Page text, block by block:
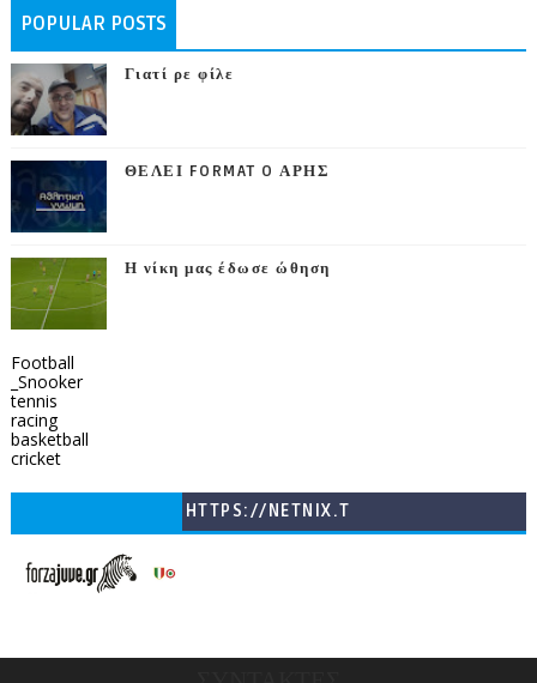
POPULAR POSTS
Γιατί ρε φίλε
ΘΕΛΕΙ FORMAT O ΑΡΗΣ
Η νίκη μας έδωσε ώθηση
Football
_Snooker
tennis
racing
basketball
cricket
HTTPS://NETNIX.T